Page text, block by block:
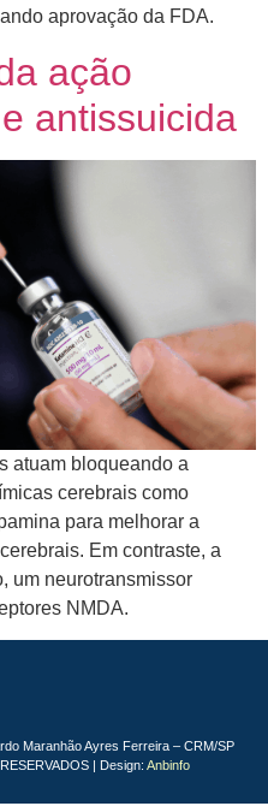
aprovação da FDA.
ação
antissuicida
atuam bloqueando a
cerebrais como
para melhorar a
Em contraste, a
um neurotransmissor
NMDA.
Maranhão Ayres Ferreira – CRM/SP
| Design: Anbinfo